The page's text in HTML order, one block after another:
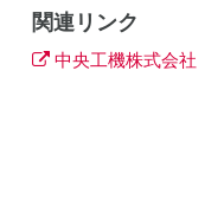
関連リンク
中央工機株式会社